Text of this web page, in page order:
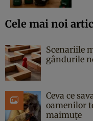
Cele mai noi
Scenariile
gândurile
Ceva ce
oamenilor
maimuțe